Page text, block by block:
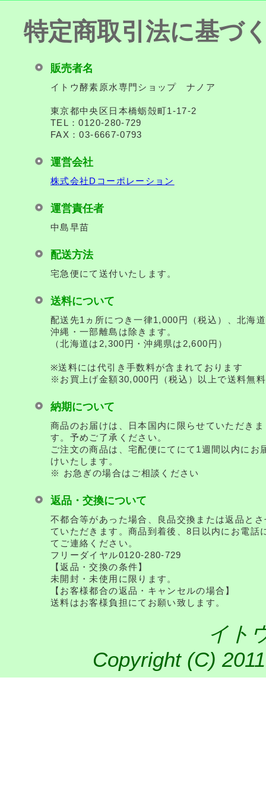
特定商取引法に基づ
販売者名
イトウ酵素原水専門ショップ ナノア
東京都中央区日本橋蛎殻町1-17-2
TEL：0120-280-729
FAX：03-6667-0793
運営会社
株式会社Dコーポレーション
運営責任者
中島早苗
配送方法
宅急便にて送付いたします。
送料について
配送先1ヵ所につき一律1,000円（税込）、北海
沖縄・一部離島は除きます。
（北海道は2,300円・沖縄県は2,600円）
※送料には代引き手数料が含まれております
※お買上げ金額30,000円（税込）以上で送料無
納期について
商品のお届けは、日本国内に限らせていただきま
す。予めご了承ください。
ご注文の商品は、宅配便にてにて1週間以内にお
けいたします。
※ お急ぎの場合はご相談ください
返品・交換について
不都合等があった場合、良品交換または返品とさ
ていただきます。商品到着後、8日以内にお電話
てご連絡ください。
フリーダイヤル0120-280-729
【返品・交換の条件】
未開封・未使用に限ります。
【お客様都合の返品・キャンセルの場合】
送料はお客様負担にてお願い致します。
イト
Copyright (C)